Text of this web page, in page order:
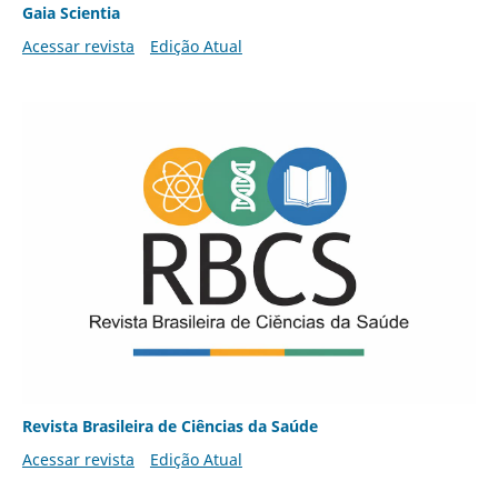
Gaia Scientia
Acessar revista
Edição Atual
Revista Brasileira de Ciências da Saúde
Acessar revista
Edição Atual